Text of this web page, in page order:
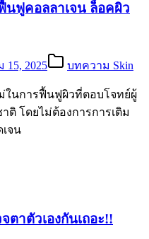
นฟูคอลลาเจน ล็อคผิว
2025 บทความ Skin
ม่ในการฟื้นฟูผิวที่ตอบโจทย์ผู้
ติ โดยไม่ต้องการการเติม
จน
าตัวเองกันเถอะ!!